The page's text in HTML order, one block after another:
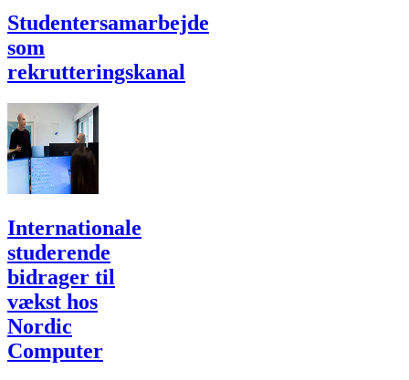
Studentersamarbejde
som
rekrutteringskanal
Internationale
studerende
bidrager til
vækst hos
Nordic
Computer